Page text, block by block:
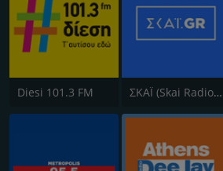
Diesi 101.3 FM ΣΚΑΪ (Skai Radio 100.3)